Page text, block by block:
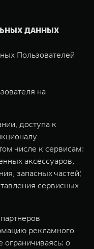
ДАННЫХ
Пользователей
на
доступа к
числе к сервисам:
аксессуаров,
запасных частей;
сервисных
рекламного
ограничиваясь: о